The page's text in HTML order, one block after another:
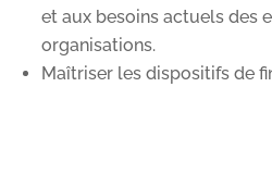
et aux besoins actuels des
organisations.
Maîtriser les dispositifs de